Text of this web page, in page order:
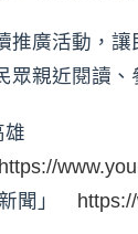
推廣活動，
親近閱讀
雄
https://
聞」